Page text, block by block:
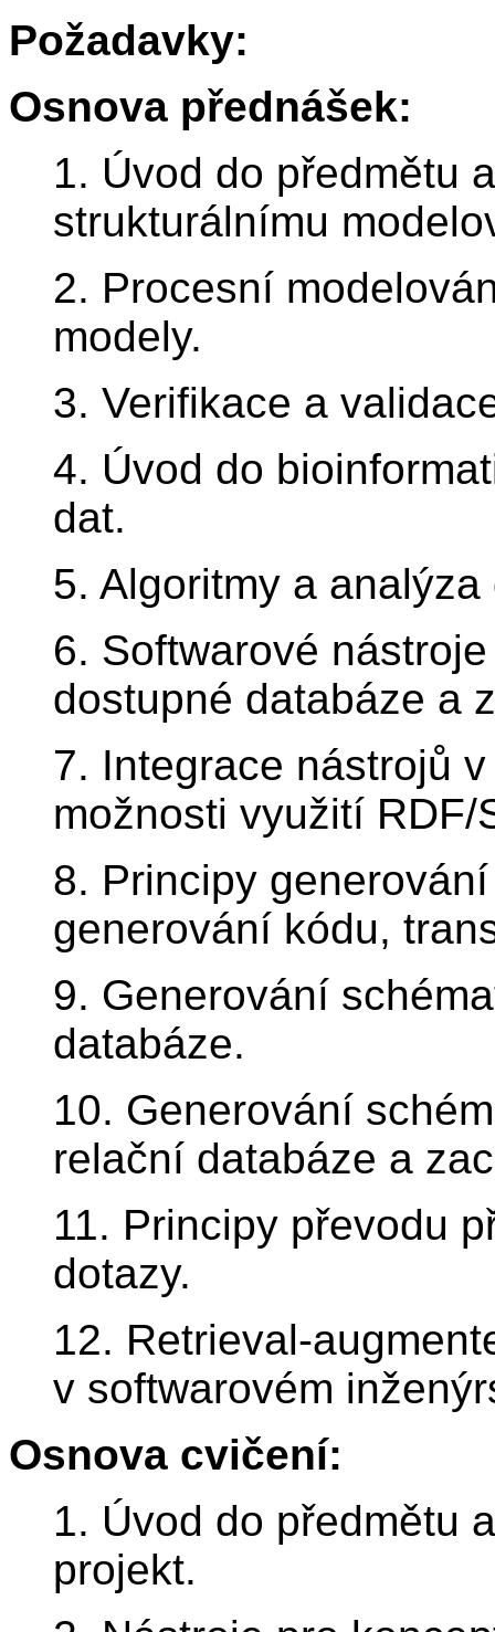
Požadavky:
Osnova přednášek:
1. Úvod do předmětu
strukturálnímu
2. Procesní
modely.
3. Verifikace a
4. Úvod do
dat.
5. Algoritmy a
6. Softwarové
dostupné databáze a
7. Integrace nástrojů
možnosti využití RDF/
8. Principy
generování kódu,
9. Generování
databáze.
10. Generování
relační databáze a
11. Principy převodu
dotazy.
12. Retrieval-
v softwarovém
Osnova cvičení:
1. Úvod do předmětu
projekt.